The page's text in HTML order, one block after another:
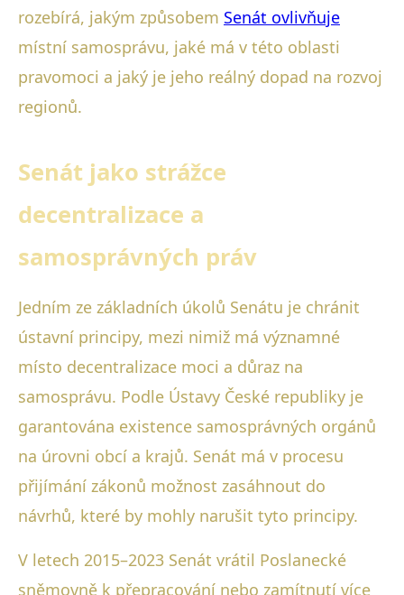
rozebírá, jakým způsobem Senát ovlivňuje
místní samosprávu, jaké má v této oblasti
pravomoci a jaký je jeho reálný dopad na rozvoj
regionů.
Senát jako strážce
decentralizace a
samosprávných práv
Jedním ze základních úkolů Senátu je chránit
ústavní principy, mezi nimiž má významné
místo decentralizace moci a důraz na
samosprávu. Podle Ústavy České republiky je
garantována existence samosprávných orgánů
na úrovni obcí a krajů. Senát má v procesu
přijímání zákonů možnost zasáhnout do
návrhů, které by mohly narušit tyto principy.
V letech 2015–2023 Senát vrátil Poslanecké
sněmovně k přepracování nebo zamítnutí více